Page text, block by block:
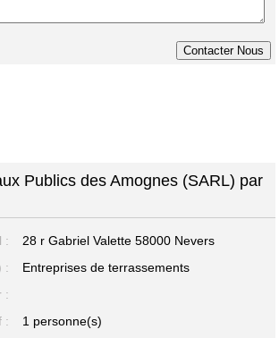
Publics des Amognes (SARL) par
: 28 r Gabriel Valette58000 Nevers
:
Entreprises de terrassements
:
:
1 personne(s)